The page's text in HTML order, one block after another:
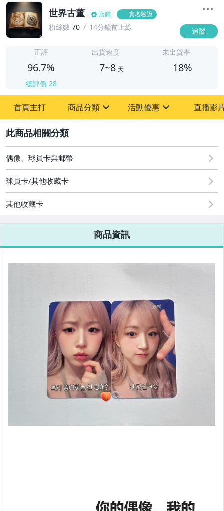
世界古董 店鋪 實名驗證
粉絲數 70 14分鐘前上線 追蹤
正評
96.7%
總評價 28
出貨速度
7~8 天
未出貨率
18%
首頁主打 商品分類
其它
活動優惠
[全店] 粉絲專享
[全店] 周年慶
直播影
偶像、球員卡與郵幣
球員卡/其他收藏卡
其他收藏卡
商品資訊